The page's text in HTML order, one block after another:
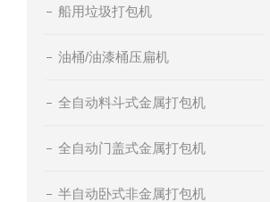
船用垃圾打包机
油桶/油漆桶压扁机
全自动料斗式金属打包机
全自动门盖式金属打包机
半自动卧式非金属打包机